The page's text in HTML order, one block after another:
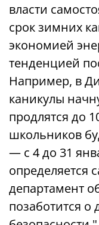
власти
срок зимних
экономией
тенденцией
Например, в
каникулы
продлятся до
школьников
— с 4 до 31
определяется
департамент
позаботится о